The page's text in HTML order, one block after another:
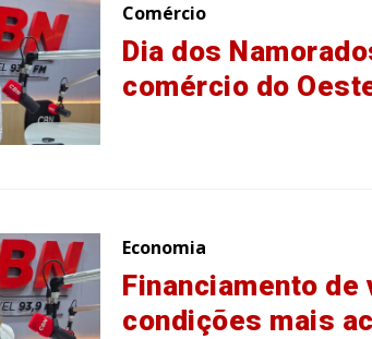
Comércio
Dia dos
comércio do
Economia
Financiamento
condições mais